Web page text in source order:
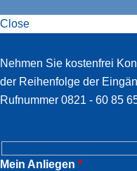
Close
in
Widget
Nehmen Sie kostenfrei
der Reihenfolge der
Rufnummer 0821 - 60 85
Mein Anliegen *